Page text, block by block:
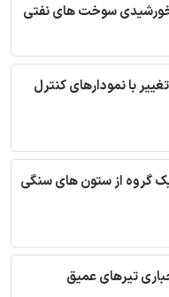
خورشیدی سوخت های نفتی
با نمودارهای کنترل
گروه از ستون های سنگی
تیرهای عمیق